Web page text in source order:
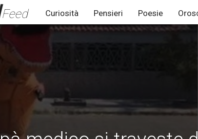
Feed Curiosità Pensieri Poesie